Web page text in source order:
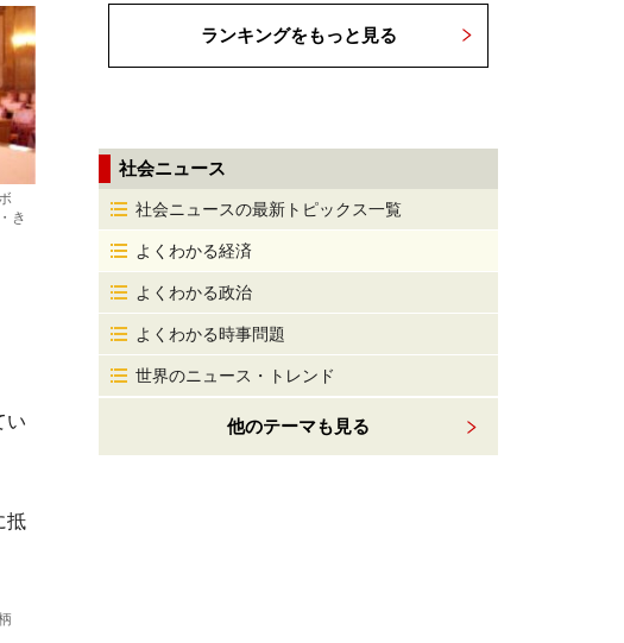
き
い
抵
ランキングをもっと見る
社会ニュース
社会ニュースの最新トピックス一覧
よくわかる経済
よくわかる政治
よくわかる時事問題
世界のニュース・トレンド
他のテーマも見る